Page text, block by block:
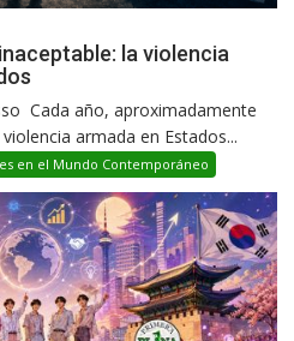
la violencia
Cada año, aproximadamente
armada en Estados...
en el Mundo Contemporáneo